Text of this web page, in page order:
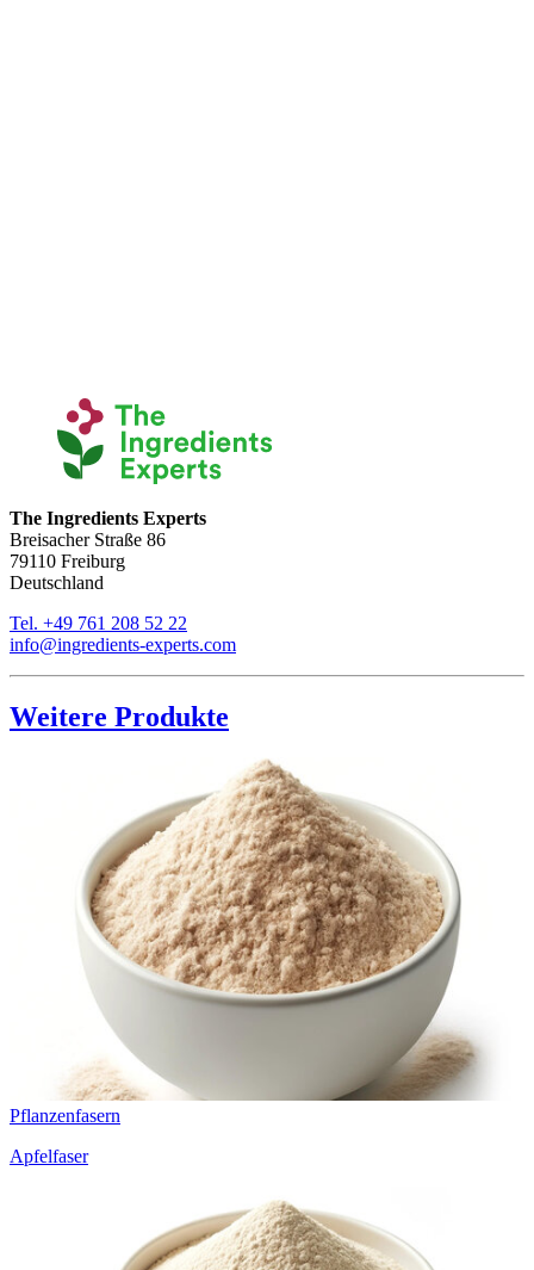
The Ingredients Experts
Breisacher Straße 86
79110 Freiburg
Deutschland
Tel. +49 761 208 52 22
info@ingredients-experts.com
Weitere Produkte
Pflanzenfasern
Apfelfaser